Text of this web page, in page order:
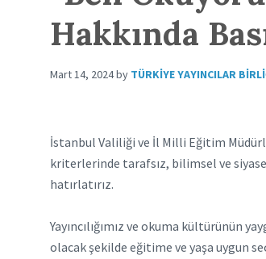
Hakkında
Mart 14, 2024by TÜRKIYE YAYINCILAR
İstanbul Valiliği ve İl Milli Eğitim
kriterlerinde tarafsız, bilimsel ve
hatırlatırız.
Yayıncılığımız ve okuma kültürünün
olacak şekilde eğitime ve yaşa uygun